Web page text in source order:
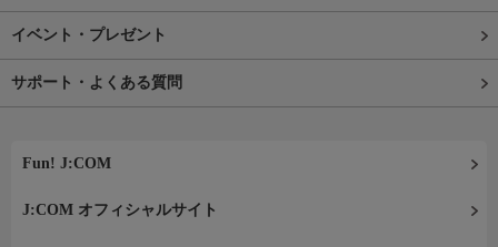
イベント・プレゼント
サポート・よくある質問
Fun! J:COM
J:COM オフィシャルサイト